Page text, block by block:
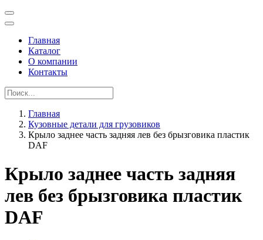
Главная
Каталог
О компании
Контакты
Главная
Кузовные детали для грузовиков
Крыло заднее часть задняя лев без брызговика пластик
DAF
Крыло заднее часть задняя
лев без брызговика пластик
DAF